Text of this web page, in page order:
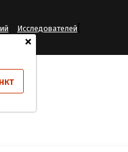
+
Исследователей